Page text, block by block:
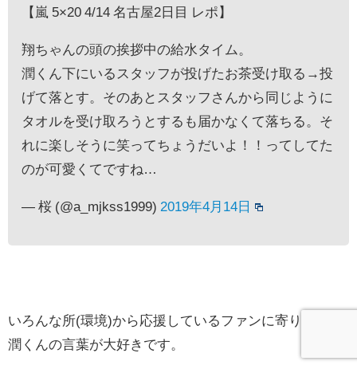
【嵐 5×20 4/14 名古屋2日目 レポ】
翔ちゃんの頭の挨拶中の給水タイム。
潤くん下にいるスタッフが投げたお茶受け取る→投
げて落とす。そのあとスタッフさんから同じように
タオルを受け取ろうとするも届かなくて落ちる。そ
れに楽しそうに笑ってちょうだいよ！！ってしてた
のが可愛くてですね…
— 桜 (@a_mjkss1999) 2019年4月14日
いろんな所(環境)から応援しているファンに寄り添う、
潤くんの言葉が大好きです。